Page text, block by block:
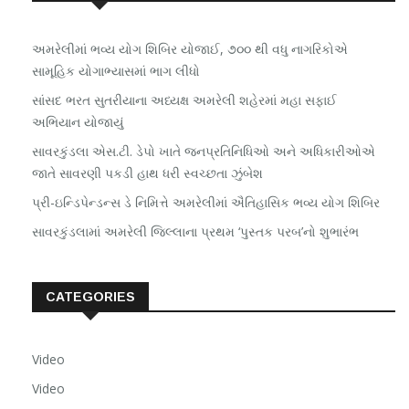
અમરેલીમાં ભવ્ય યોગ શિબિર યોજાઈ, ૭૦૦ થી વધુ નાગરિકોએ
સામૂહિક યોગાભ્યાસમાં ભાગ લીધો
સાંસદ ભરત સુતરીયાના અધ્યક્ષ અમરેલી શહેરમાં મહા સફાઈ
અભિયાન યોજાયું
સાવરકુંડલા એસ.ટી. ડેપો ખાતે જનપ્રતિનિધિઓ અને અધિકારીઓએ
જાતે સાવરણી પકડી હાથ ધરી સ્વચ્છતા ઝુંબેશ
પ્રી-ઇન્ડિપેન્ડન્સ ડે નિમિત્તે અમરેલીમાં ઐતિહાસિક ભવ્ય યોગ શિબિર
સાવરકુંડલામાં અમરેલી જિલ્લાના પ્રથમ ‘પુસ્તક પરબ’નો શુભારંભ
CATEGORIES
Video
Video